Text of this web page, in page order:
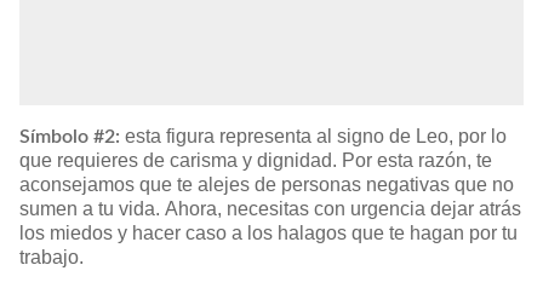
Símbolo #2: esta figura representa al signo de Leo, por lo
que requieres de carisma y dignidad. Por esta razón, te
aconsejamos que te alejes de personas negativas que no
sumen a tu vida. Ahora, necesitas con urgencia dejar atrás
los miedos y hacer caso a los halagos que te hagan por tu
trabajo.